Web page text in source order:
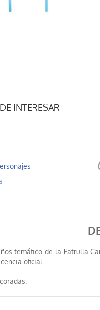
INTERESAR
temático de la Patrulla
oficial.